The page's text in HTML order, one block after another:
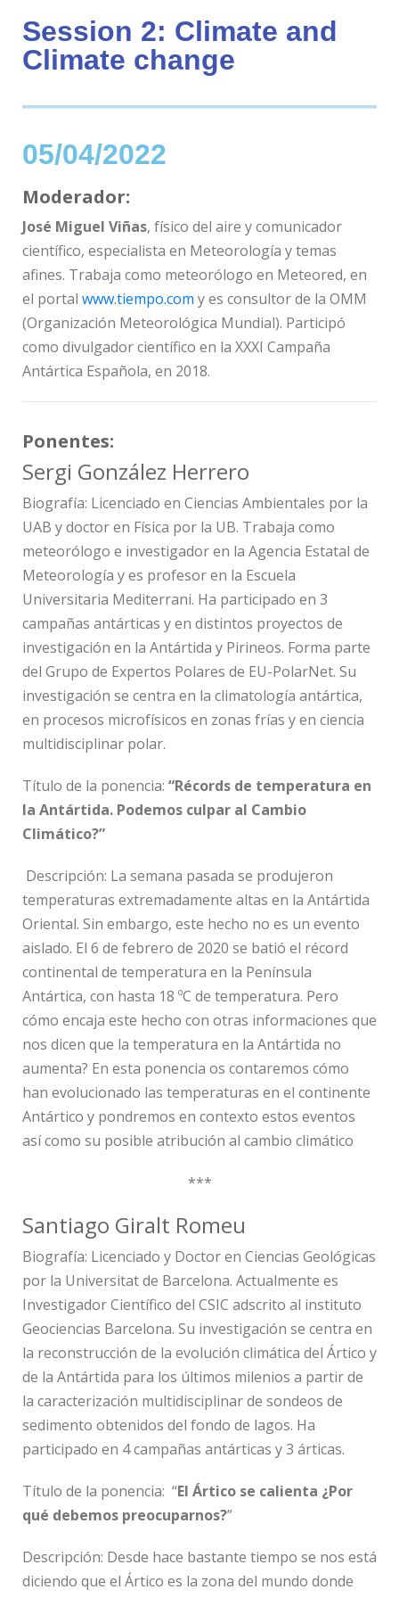
Session 2: Climate and
Climate change
05/04/2022
Moderador:
José Miguel Viñas, físico del aire y comunicador
científico, especialista en Meteorología y temas
afines. Trabaja como meteorólogo en Meteored, en
el portal www.tiempo.com y es consultor de la OMM
(Organización Meteorológica Mundial). Participó
como divulgador científico en la XXXI Campaña
Antártica Española, en 2018.
Ponentes:
Sergi González Herrero
Biografía: Licenciado en Ciencias Ambientales por la
UAB y doctor en Física por la UB. Trabaja como
meteorólogo e investigador en la Agencia Estatal de
Meteorología y es profesor en la Escuela
Universitaria Mediterrani. Ha participado en 3
campañas antárticas y en distintos proyectos de
investigación en la Antártida y Pirineos. Forma parte
del Grupo de Expertos Polares de EU-PolarNet. Su
investigación se centra en la climatología antártica,
en procesos microfísicos en zonas frías y en ciencia
multidisciplinar polar.
Título de la ponencia: “Récords de temperatura en
la Antártida. Podemos culpar al Cambio
Climático?”
Descripción: La semana pasada se produjeron
temperaturas extremadamente altas en la Antártida
Oriental. Sin embargo, este hecho no es un evento
aislado. El 6 de febrero de 2020 se batió el récord
continental de temperatura en la Península
Antártica, con hasta 18 ºC de temperatura. Pero
cómo encaja este hecho con otras informaciones que
nos dicen que la temperatura en la Antártida no
aumenta? En esta ponencia os contaremos cómo
han evolucionado las temperaturas en el continente
Antártico y pondremos en contexto estos eventos
así como su posible atribución al cambio climático
***
Santiago Giralt Romeu
Biografía: Licenciado y Doctor en Ciencias Geológicas
por la Universitat de Barcelona. Actualmente es
Investigador Científico del CSIC adscrito al instituto
Geociencias Barcelona. Su investigación se centra en
la reconstrucción de la evolución climática del Ártico y
de la Antártida para los últimos milenios a partir de
la caracterización multidisciplinar de sondeos de
sedimento obtenidos del fondo de lagos. Ha
participado en 4 campañas antárticas y 3 árticas.
Título de la ponencia: “El Ártico se calienta ¿Por
qué debemos preocuparnos?”
Descripción: Desde hace bastante tiempo se nos está
diciendo que el Ártico es la zona del mundo donde